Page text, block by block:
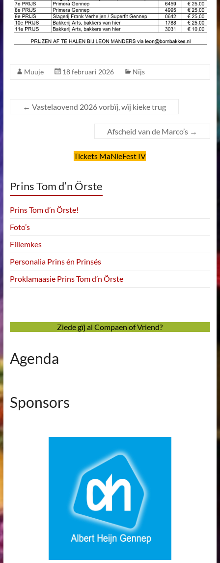
Muuje 18 februari 2026 Nïjs
← Vastelaovend 2026 vorbïj, wïj kieke trug
Afscheid van de Marco’s →
Tickets MaNieFest IV
Prins Tom d’n Örste
Prins Tom d’n Örste!
Foto’s
Fillemkes
Personalia Prins én Prinsés
Proklamaasie Prins Tom d’n Örste
Ziede gïj al Compaen of Vriend?
Agenda
Sponsors